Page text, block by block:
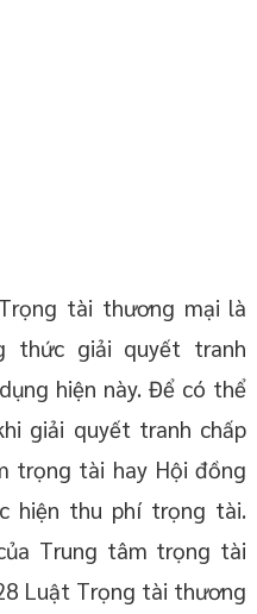
tài thương mại là
thức giải quyết tranh
hiện này. Để có thể
giải quyết tranh chấp
trọng tài hay Hội đồng
hiện thu phí trọng tài.
Trung tâm trọng tài
Luật Trọng tài thương